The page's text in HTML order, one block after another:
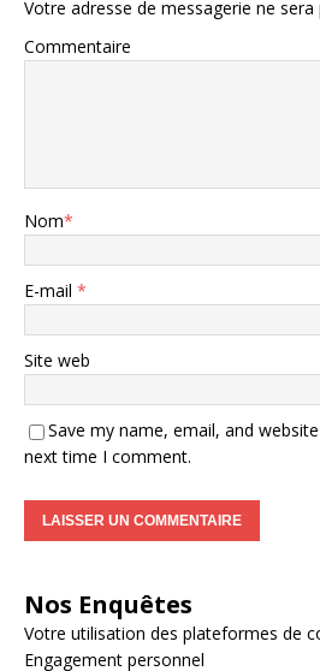
Votre adresse de messagerie ne sera
Commentaire
Nom*
E-mail *
Site web
Save my name, email, and
next time I comment.
Nos Enquêtes
Votre utilisation des plateformes de
Engagement personnel